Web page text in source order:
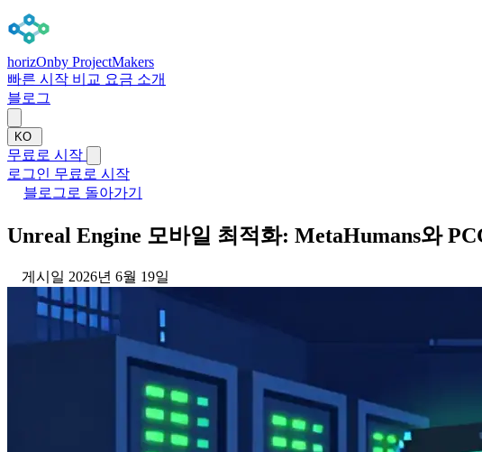
horizOnby ProjectMakers
빠른 시작 비교 요금 소개
블로그
KO
무료로 시작
로그인 무료로 시작
블로그로 돌아가기
Unreal Engine 모바일 최적화: MetaHumans와
게시일 2026년 6월 19일